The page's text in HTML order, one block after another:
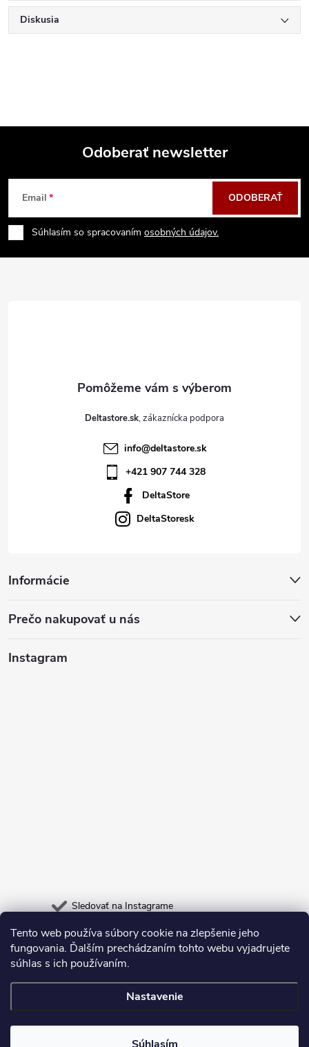
Tento web používa súbory cookie na zlepšenie jeho
fungovania. Ďalším prechádzaním tohto webu vyjadrujete
súhlas s ich používaním.
Nastavenie
Diskusia
Z
á
p
Odoberať newsletter
Email
Súhlasím so spracovaním osobných údajov.
ODOBERAŤ
Deltastore.sk
info@deltastore.sk
+421 907 744 328
DeltaStore
DeltaStoresk
Informácie
Prečo nakupovať u nás
Instagram
Sledovať na Instagrame
Heureka.sk Odpadneš.sk
Copyright 2026Deltastore. Všetky práva vyhradené.